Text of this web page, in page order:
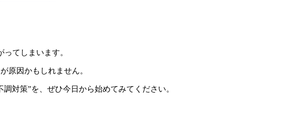
てしまいます。
原因かもしれません。
対策”を、ぜひ今日から始めてみてください。